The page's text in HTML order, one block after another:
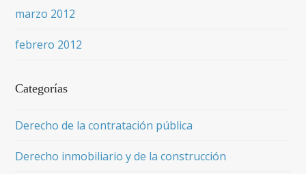
marzo 2012
febrero 2012
Categorías
Derecho de la contratación pública
Derecho inmobiliario y de la construcción